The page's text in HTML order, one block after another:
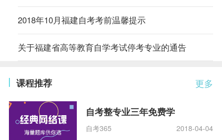
2018年10月福建自考考前温馨提示
关于福建省高等教育自学考试停考专业的通告
更多
课程推荐
自考整专业三年免费学
自考365 2018-04-04